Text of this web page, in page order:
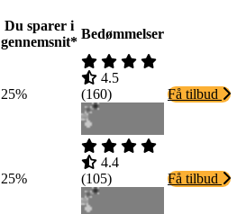
Du sparer i
gennemsnit*
Bedømmelser
25%
4.5
(160) Få tilbud
25%
4.4
(105) Få tilbud